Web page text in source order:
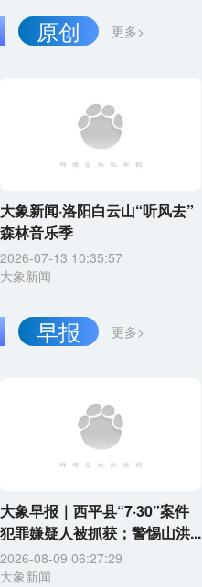
更多>
原创
大象新闻·洛阳白云山“听风去”
森林音乐季
2026-07-13 10:35:57
大象新闻
更多>
早报
大象早报｜西平县“7·30”案件
犯罪嫌疑人被抓获；警惕山洪...
2026-08-09 06:27:29
大象新闻